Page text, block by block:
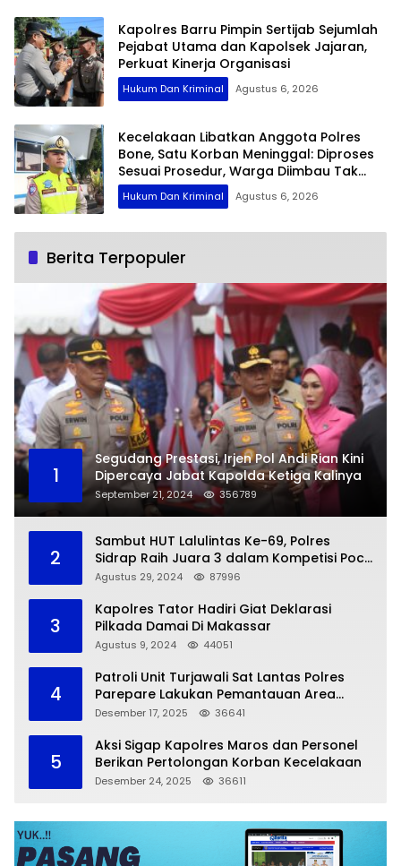
Kapolres Barru Pimpin Sertijab Sejumlah
Pejabat Utama dan Kapolsek Jajaran,
Perkuat Kinerja Organisasi
Hukum Dan Kriminal Agustus 6, 2026
Kecelakaan Libatkan Anggota Polres
Bone, Satu Korban Meninggal: Diproses
Sesuai Prosedur, Warga Diimbau Tak
Berspekulasi
Hukum Dan Kriminal Agustus 6, 2026
Berita Terpopuler
1
Segudang Prestasi, Irjen Pol Andi Rian Kini
Dipercaya Jabat Kapolda Ketiga Kalinya
September 21, 2024 356789
2
Sambut HUT Lalulintas Ke-69, Polres
Sidrap Raih Juara 3 dalam Kompetisi Pocil
Zona 5
Agustus 29, 2024 87996
3
Kapolres Tator Hadiri Giat Deklarasi
Pilkada Damai Di Makassar
Agustus 9, 2024 44051
4
Patroli Unit Turjawali Sat Lantas Polres
Parepare Lakukan Pemantauan Area
Larangan Parkir
Desember 17, 2025 36641
5
Aksi Sigap Kapolres Maros dan Personel
Berikan Pertolongan Korban Kecelakaan
Desember 24, 2025 36611